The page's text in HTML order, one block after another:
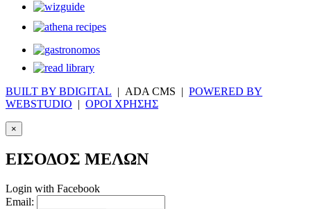
BUILT BY BDIGITAL | ADA CMS | POWERED BY
WEBSTUDIO | ΟΡΟΙ ΧΡΗΣΗΣ
×
ΕΙΣΟΔΟΣ ΜΕΛΩΝ
Login with Facebook
Email: